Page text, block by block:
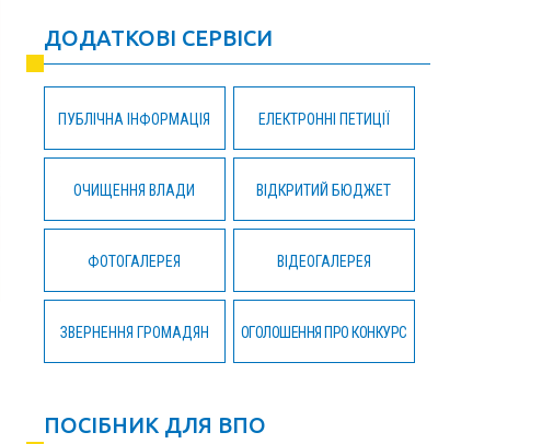
ДОДАТКОВІ СЕРВІСИ
ПУБЛІЧНА ІНФОРМАЦІЯ ЕЛЕКТРОННІ ПЕТИЦІЇ
ОЧИЩЕННЯ ВЛАДИ ВІДКРИТИЙ БЮДЖЕТ
ФОТОГАЛЕРЕЯ ВІДЕОГАЛЕРЕЯ
ЗВЕРНЕННЯ ГРОМАДЯН ОГОЛОШЕННЯ ПРО КОНКУРС
ПОСІБНИК ДЛЯ ВПО